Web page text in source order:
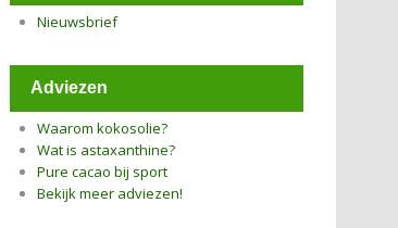
Nieuwsbrief
Adviezen
Waarom kokosolie?
Wat is astaxanthine?
Pure cacao bij sport
Bekijk meer adviezen!